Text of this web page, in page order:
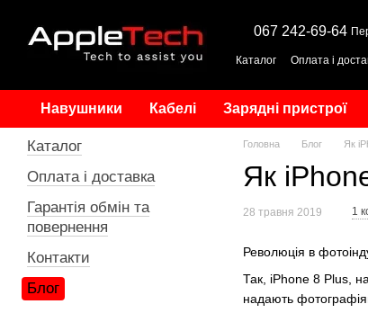
067 242-69-64
Каталог Оплата і
Навушники Кабелі Зарядні пристрої
Головна Блог Як
Як
28 травня 2019 1
Революція в
Так, iPhone 8 Plus,
надають
Каталог
Оплата і доставка
Гарантія обмін та
повернення
Контакти
Блог